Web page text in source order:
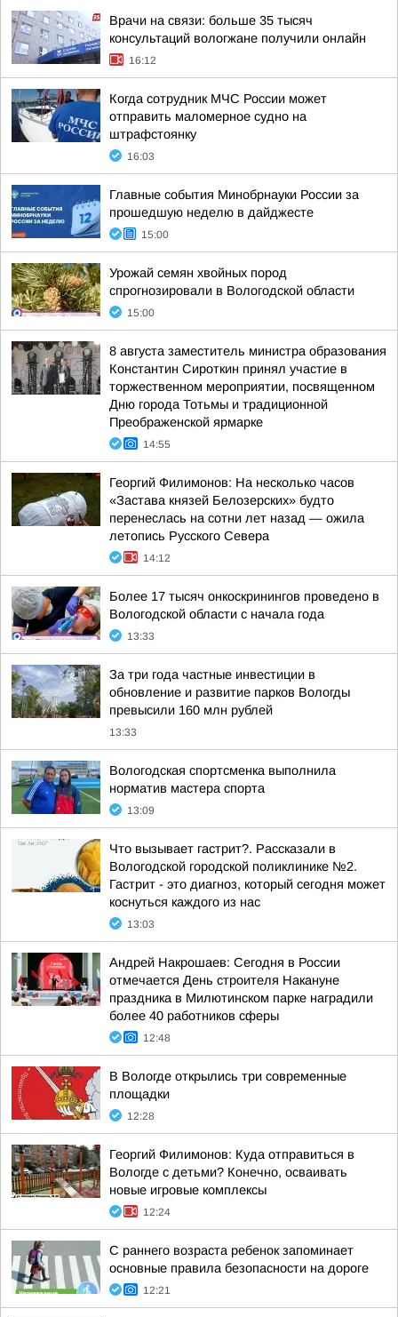
Врачи на связи: больше 35 тысяч
консультаций вологжане получили онлайн
16:12
Когда сотрудник МЧС России может
отправить маломерное судно на
штрафстоянку
16:03
Главные события Минобрнауки России за
прошедшую неделю в дайджесте
15:00
Урожай семян хвойных пород
спрогнозировали в Вологодской области
15:00
8 августа заместитель министра образования
Константин Сироткин принял участие в
торжественном мероприятии, посвященном
Дню города Тотьмы и традиционной
Преображенской ярмарке
14:55
Георгий Филимонов: На несколько часов
«Застава князей Белозерских» будто
перенеслась на сотни лет назад — ожила
летопись Русского Севера
14:12
Более 17 тысяч онкоскринингов проведено в
Вологодской области с начала года
13:33
За три года частные инвестиции в
обновление и развитие парков Вологды
превысили 160 млн рублей
13:33
Вологодская спортсменка выполнила
норматив мастера спорта
13:09
Что вызывает гастрит?. Рассказали в
Вологодской городской поликлинике №2.
Гастрит - это диагноз, который сегодня может
коснуться каждого из нас
13:03
Андрей Накрошаев: Сегодня в России
отмечается День строителя Накануне
праздника в Милютинском парке наградили
более 40 работников сферы
12:48
В Вологде открылись три современные
площадки
12:28
Георгий Филимонов: Куда отправиться в
Вологде с детьми? Конечно, осваивать
новые игровые комплексы
12:24
С раннего возраста ребенок запоминает
основные правила безопасности на дороге
12:21